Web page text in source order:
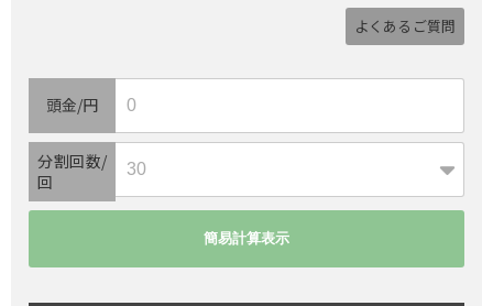
よくあるご質問
頭金/円
分割回数/
回